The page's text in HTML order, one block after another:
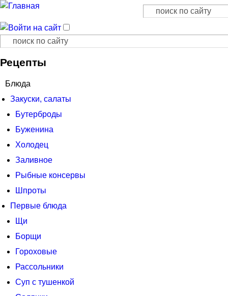
Форма поиска
Поиск
Форма поиска
Поиск
Рецепты
Блюда
Закуски, салаты
Бутерброды
Буженина
Холодец
Заливное
Рыбные консервы
Шпроты
Первые блюда
Щи
Борщи
Гороховые
Рассольники
Суп с тушенкой